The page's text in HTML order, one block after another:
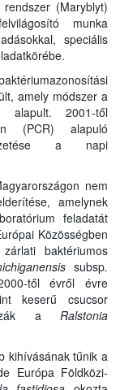
(Maryblyt)
munka
speciális
amely módszer a
alapult. 2001-től
(PCR) alapuló
a napi
nem
amelynek
feladatát
Közösségben
baktériumos
subsp.
től évről évre
keserű csucsor
a Ralstonia
kihívásának tűnik a
Európa Földközi-